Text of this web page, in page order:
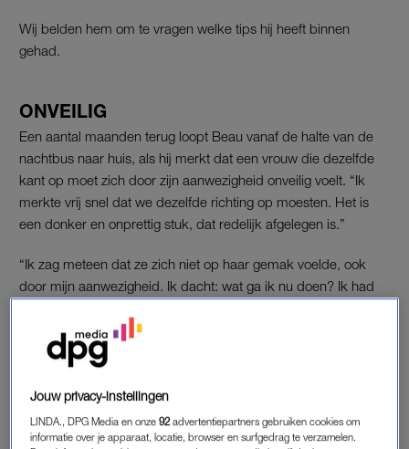
Wij belden hem om te vragen welke tips hij heeft binnen
gehad.
ONVEILIG
Een aantal maanden terug loopt Beau vanaf de halte van de
nachtbus naar huis, als hij merkt dat een vrouw die dezelfde
kant op moet zich door zijn aanwezigheid onveilig voelt. “Ik
merkte vrij snel dat we dezelfde richting op moesten. Het is
een donker en onprettig stuk, dat redelijk afgelegen is.”
“Ik zag meteen dat ze zich niet op haar gemak voelde, ook
door mijn aanwezigheid. Ik dacht: wat ga ik nu doen? Ik had
of ik met haar mee wilde lopen, maar ik denk dat ze dat niet
durfde. Zelf wilde ik haar ook graag hulp aanbieden, maar ik
was bang dat ze dat als eng zou ervaren.”
ANDERE WEG
Jouw privacy-instellingen
LINDA., DPG Media en onze92 advertentiepartners gebruiken cookies om
informatie over je apparaat, locatie, browser en surfgedrag te verzamelen.